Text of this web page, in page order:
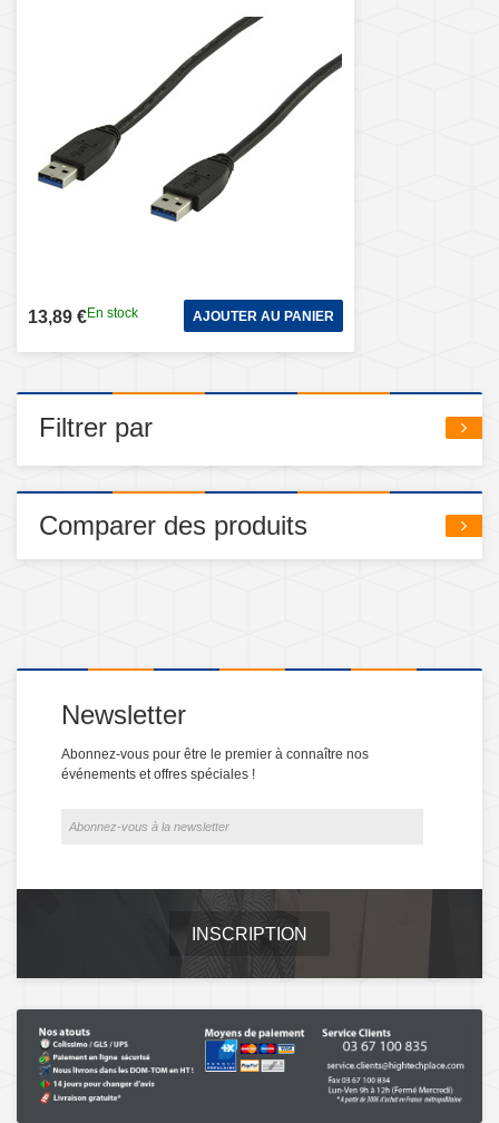
13,89 €En stock AJOUTER AU PANIER
Filtrer par
Comparer des produits
Newsletter
Abonnez-vous pour être le premier à connaître nos
événements et offres spéciales !
INSCRIPTION